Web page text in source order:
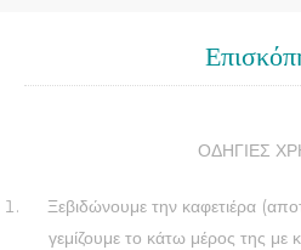
ΟΔΗΓΙΕΣ
Ξεβιδώνουμε την καφετιέρα
γεμίζουμε το κάτω μέρος της με